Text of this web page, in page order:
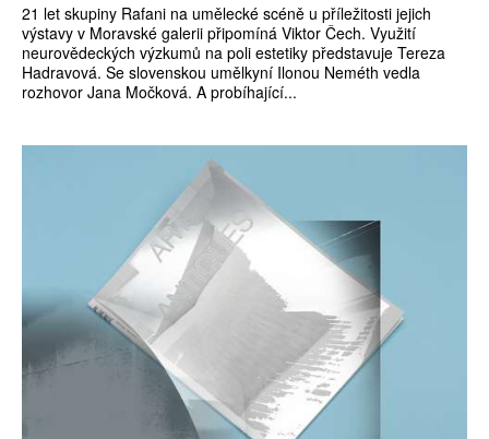
21 let skupiny Rafani na umělecké scéně u příležitosti jejich
výstavy v Moravské galerii připomíná Viktor Čech. Využití
neurovědeckých výzkumů na poli estetiky představuje Tereza
Hadravová. Se slovenskou umělkyní Ilonou Neméth vedla
rozhovor Jana Močková. A probíhající...